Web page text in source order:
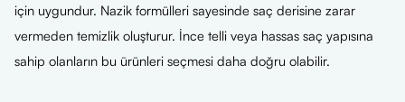
için uygundur. Nazik formülleri sayesinde saç derisine zarar
vermeden temizlik oluşturur. İnce telli veya hassas saç yapısına
sahip olanların bu ürünleri seçmesi daha doğru olabilir.